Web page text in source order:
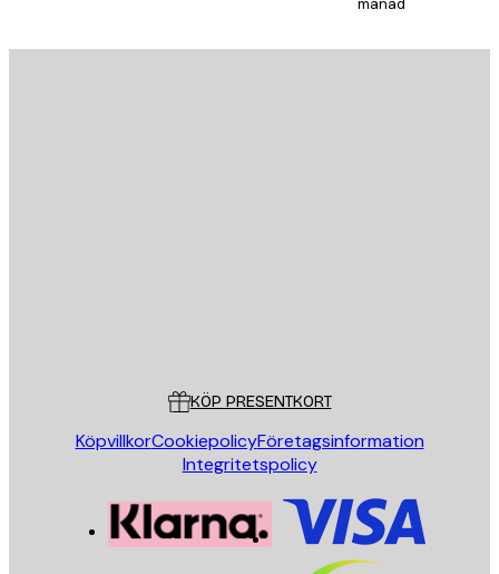
KÖP PRESENTKORT
KöpvillkorCookiepolicyFöretagsinformation
Integritetspolicy